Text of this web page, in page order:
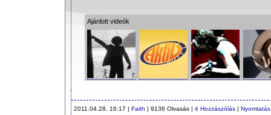
Ajánlott videók
2011.04.28. 16:17 | Faith | 9136 Olvasás | 4 Hozzászólás | Nyomtatás